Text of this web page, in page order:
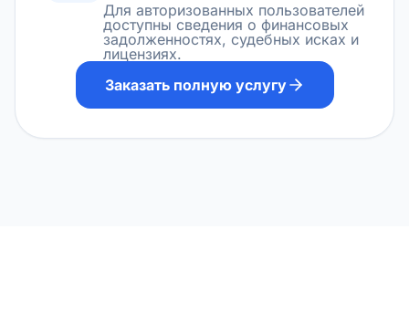
Для авторизованных пользователей
доступны сведения о финансовых
задолженностях, судебных исках и
лицензиях.
Заказать полную услугу